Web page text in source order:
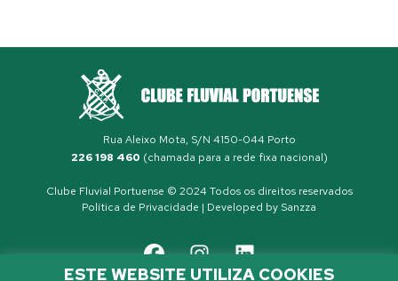
Rua Aleixo Mota, S/N 4150-044 Porto
226 198 460 (chamada para a rede fixa nacional)
Clube Fluvial Portuense © 2024 Todos os direitos reservados
Política de Privacidade | Developed by Sanzza
ESTE WEBSITE UTILIZA COOKIES